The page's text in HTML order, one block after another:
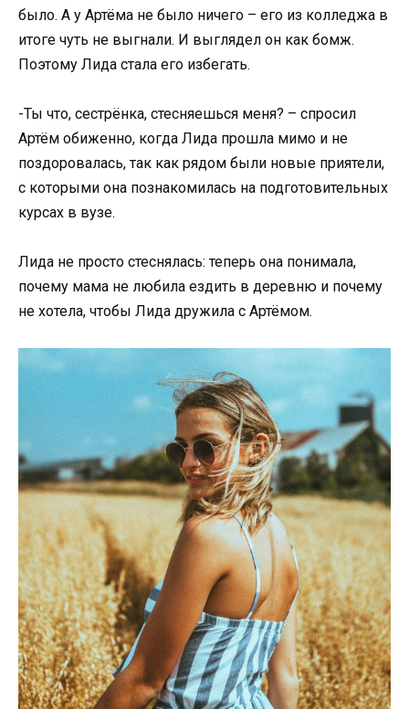
было. А у Артёма не было ничего – его из колледжа в
итоге чуть не выгнали. И выглядел он как бомж.
Поэтому Лида стала его избегать.
-Ты что, сестрёнка, стесняешься меня? – спросил
Артём обиженно, когда Лида прошла мимо и не
поздоровалась, так как рядом были новые приятели,
с которыми она познакомилась на подготовительных
курсах в вузе.
Лида не просто стеснялась: теперь она понимала,
почему мама не любила ездить в деревню и почему
не хотела, чтобы Лида дружила с Артёмом.